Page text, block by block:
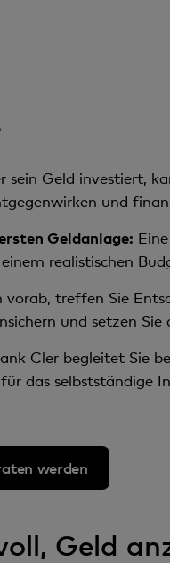
sein Geld investiert,
und
Geldanlage:
realistischen
vorab, treffen Sie
und setzen
Cler begleitet Sie
das selbstständige
werden
Geld